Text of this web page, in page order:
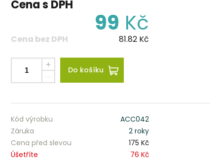
Cena s DPH
99 Kč
Cena bez DPH 81.82 Kč
Do košíku
Kód výrobku
ACC042
Záruka
2 roky
Cena před slevou
175 Kč
Úšetříte
76 Kč